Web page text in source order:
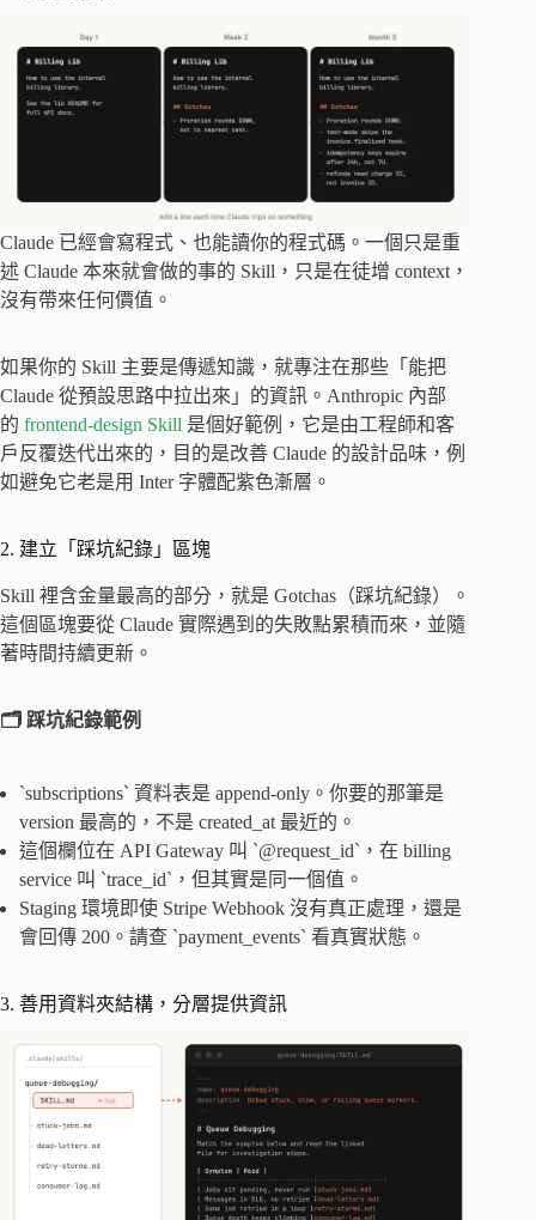
Claude 已經會寫程式、也能讀你的程式碼。一個只是重
述 Claude 本來就會做的事的 Skill，只是在徒增 context，
沒有帶來任何價值。
如果你的 Skill 主要是傳遞知識，就專注在那些「能把
Claude 從預設思路中拉出來」的資訊。Anthropic 內部
的 frontend-design Skill 是個好範例，它是由工程師和客
戶反覆迭代出來的，目的是改善 Claude 的設計品味，例
如避免它老是用 Inter 字體配紫色漸層。
2. 建立「踩坑紀錄」區塊
Skill 裡含金量最高的部分，就是 Gotchas（踩坑紀錄）。
這個區塊要從 Claude 實際遇到的失敗點累積而來，並隨
著時間持續更新。
🗂️ 踩坑紀錄範例
`subscriptions` 資料表是 append-only。你要的那筆是
version 最高的，不是 created_at 最近的。
這個欄位在 API Gateway 叫 `@request_id`，在 billing
service 叫 `trace_id`，但其實是同一個值。
Staging 環境即使 Stripe Webhook 沒有真正處理，還是
會回傳 200。請查 `payment_events` 看真實狀態。
3. 善用資料夾結構，分層提供資訊